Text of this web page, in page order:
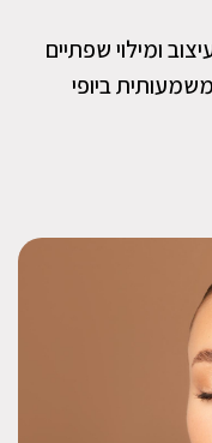
ומילוי שפתיים
ביופי